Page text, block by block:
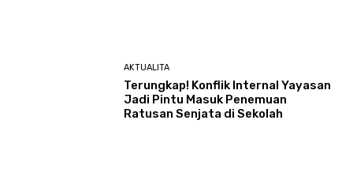
AKTUALITA
Terungkap! Konflik Internal Yayasan
Jadi Pintu Masuk Penemuan
Ratusan Senjata di Sekolah